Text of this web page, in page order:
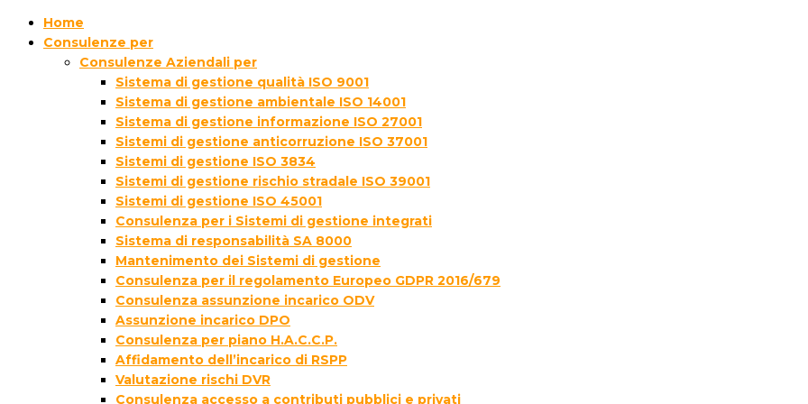
Home
Consulenze per
Consulenze Aziendali per
Sistema di gestione qualità ISO 9001
Sistema di gestione ambientale ISO 14001
Sistema di gestione informazione ISO 27001
Sistemi di gestione anticorruzione ISO 37001
Sistemi di gestione ISO 3834
Sistemi di gestione rischio stradale ISO 39001
Sistemi di gestione ISO 45001
Consulenza per i Sistemi di gestione integrati
Sistema di responsabilità SA 8000
Mantenimento dei Sistemi di gestione
Consulenza per il regolamento Europeo GDPR 2016/679
Consulenza assunzione incarico ODV
Assunzione incarico DPO
Consulenza per piano H.A.C.C.P.
Affidamento dell’incarico di RSPP
Valutazione rischi DVR
Consulenza accesso a contributi pubblici e privati